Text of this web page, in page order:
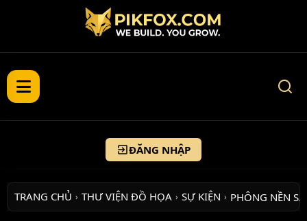
ĐĂNG NHẬP
TRANG CHỦ › THƯ VIỆN ĐỒ HỌA › SỰ KIỆN › PHÔNG NỀN